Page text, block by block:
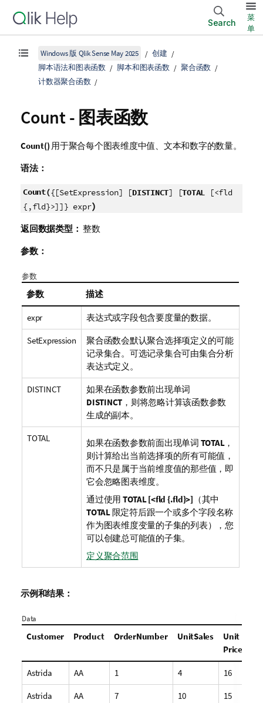
Search
菜
单
Windows 版 Qlik Sense May 2025
创建
脚本语法和图表函数
脚本和图表函数
聚合函数
计数器聚合函数
Count- 图表函数
Count() 用于聚合每个图表维度中值、文本和数字的数量。
语法：
Count({[SetExpression] [DISTINCT] [TOTAL [<fld
{,fld}>]]} expr)
返回数据类型： 整数
参数：
参数
参数 描述
expr 表达式或字段包含要度量的数据。
SetExpression
聚合函数会默认聚合选择项定义的可能
记录集合。可选记录集合可由集合分析
表达式定义。
DISTINCT
如果在函数参数前出现单词
DISTINCT ，则将忽略计算该函数参数
生成的副本。
TOTAL 如果在函数参数前面出现单词 TOTAL，
则计算给出当前选择项的所有可能值，
而不只是属于当前维度值的那些值，即
它会忽略图表维度。
通过使用 TOTAL [<fld {.fld}>] （其中
TOTAL限定符后跟一个或多个字段名称
作为图表维度变量的子集的列表），您
可以创建总可能值的子集。
定义聚合范围
示例和结果：
Data
Customer Product OrderNumber UnitSales
Unit
Price
Astrida AA 1 4 16
Astrida AA 7 10 15